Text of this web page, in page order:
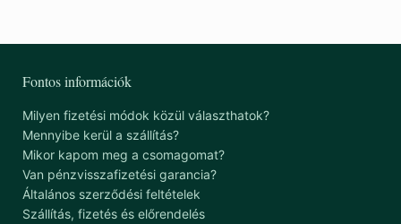
Fontos információk
Milyen fizetési módok közül választhatok?
Mennyibe kerül a szállítás?
Mikor kapom meg a csomagomat?
Van pénzvisszafizetési garancia?
Általános szerződési feltételek
Szállítás, fizetés és előrendelés